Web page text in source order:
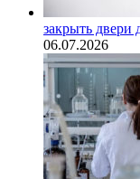
закрыть двери
06.07.2026